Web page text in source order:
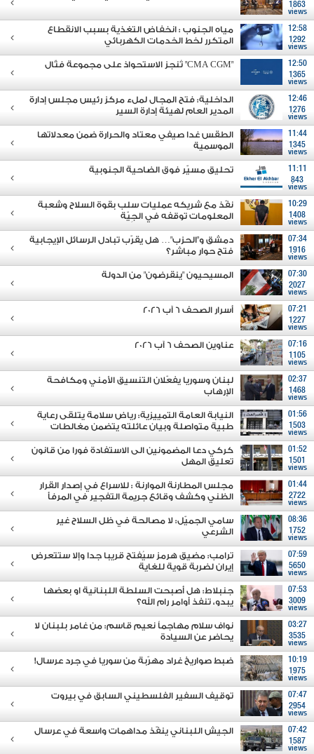
1863
views
12:58
1292
views
مياه الجنوب : انخفاض التغذية بسبب الانقطاع
المتكرر لخط الخدمات الكهربائي
12:50
1365
views
"CMA CGM" تُنجز الاستحواذ على مجموعة فتّال
12:46
1276
views
الداخلية: فتح المجال لملء مركز رئيس مجلس إدارة
المدير العام لهيئة إدارة السير
11:44
1345
views
الطقس غدا صيفي معتاد والحرارة ضمن معدلاتها
الموسمية
11:11
843
views
تحليق مسيّر فوق الضاحية الجنوبية
10:29
1408
views
نفّذ مع شريكه عمليات سلب بقوة السلاح وشعبة
المعلومات توقفه في الجِيّة
07:34
1916
views
دمشق و"الحزب"… هل يقرّب تبادل الرسائل الإيجابية
فتح حوار مباشر؟
07:30
2027
views
المسيحيون "ينقرضون" من الدولة
07:21
1227
views
أسرار الصحف 6 آب 2026
07:16
1105
views
عناوين الصحف 6 آب 2026
02:37
1468
views
لبنان وسوريا يفعّلان التنسيق الأمني ومكافحة
الإرهاب
01:56
1503
views
النيابة العامة التمييزية: رياض سلامة يتلقى رعاية
طبية متواصلة وبيان عائلته يتضمن مغالطات
01:52
1501
views
كركي دعا المضمونين الى الاستفادة فورا من قانون
تعليق المهل
01:44
2722
views
مجلس المطارنة الموارنة : للاسراع في إصدار القرار
الظني وكشف وقائع جريمة التفجير في المرفأ
08:36
1752
views
سامي الجميّل: لا مصالحة في ظل السلاح غير
الشرعي
07:59
5650
views
ترامب: مضيق هرمز سيُفتح قريبا جدا وإلا ستتعرض
إيران لضربة قوية للغاية
07:53
3009
views
جنبلاط: هل أصبحت السلطة اللبنانية او بعضها
يبدو، تنفذ أوامر رام الله؟
03:27
3535
views
نواف سلام مهاجماً نعيم قاسم: من غامر بلبنان لا
يحاضر عن السيادة
10:19
1975
views
ضبط صواريخ غراد مهرّبة من سوريا في جرد عرسال!
07:47
2954
views
توقيف السفير الفلسطيني السابق في بيروت
07:42
1587
views
الجيش اللبناني ينفّذ مداهمات واسعة في عرسال